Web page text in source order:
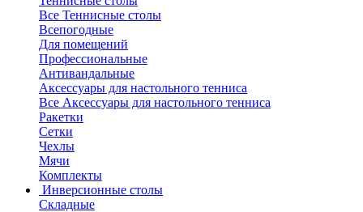
Все Теннисные столы
Всепогодные
Для помещений
Профессиональные
Антивандальные
Аксессуары для настольного тенниса
Все Аксессуары для настольного тенниса
Ракетки
Сетки
Чехлы
Мячи
Комплекты
Инверсионные столы
Складные